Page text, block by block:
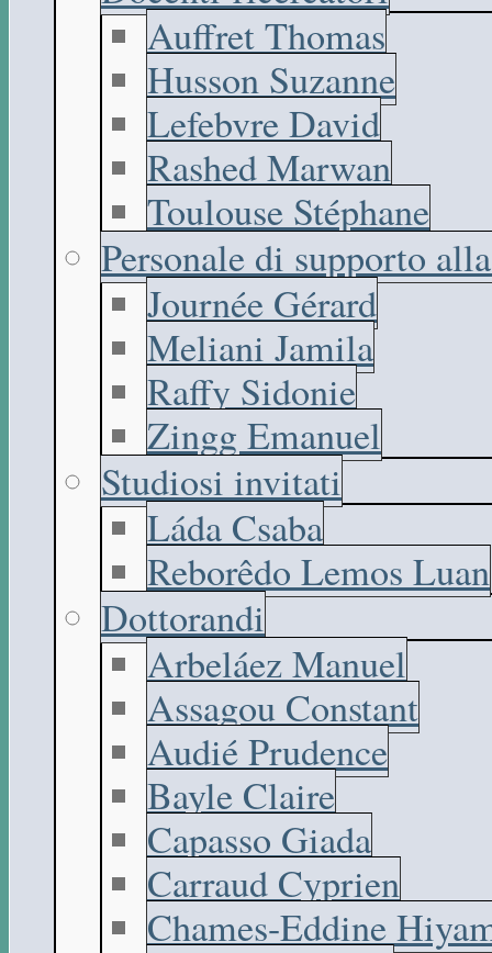
Auffret Thomas
Husson Suzanne
Lefebvre David
Rashed Marwan
Toulouse Stéphane
Personale di supporto
Journée Gérard
Meliani Jamila
Raffy Sidonie
Zingg Emanuel
Studiosi invitati
Láda Csaba
Reborêdo Lemos Luan
Dottorandi
Arbeláez Manuel
Assagou Constant
Audié Prudence
Bayle Claire
Capasso Giada
Carraud Cyprien
Chames-Eddine